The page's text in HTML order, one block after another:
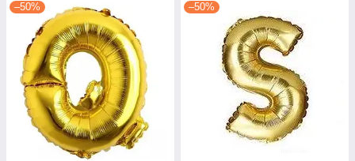
–50% –50%